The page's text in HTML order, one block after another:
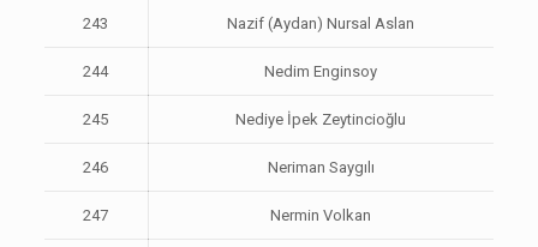
243 Nazif (Aydan) Nursal Aslan
244 Nedim Enginsoy
245 Nediye İpek Zeytincioğlu
246 Neriman Saygılı
247 Nermin Volkan